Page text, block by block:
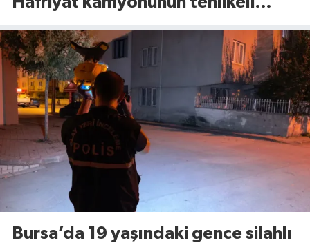
Bursa’da 19 yaşındaki gence silahlı